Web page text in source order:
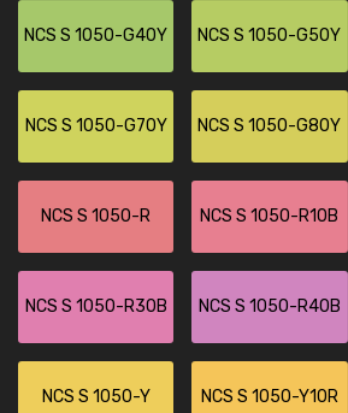
NCS S 1050-G40Y NCS S 1050-G50Y
NCS S 1050-G70Y NCS S 1050-G80Y
NCS S 1050-R NCS S 1050-R10B
NCS S 1050-R30B NCS S 1050-R40B
NCS S 1050-Y NCS S 1050-Y10R